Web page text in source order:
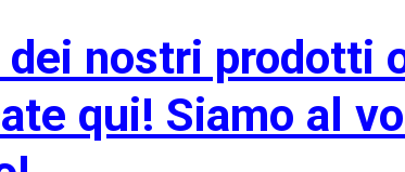
dei nostri prodotti
qui! Siamo al